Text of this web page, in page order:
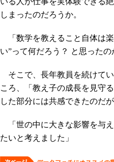
しまったのだろうか。
「数学を教えること自体は
い”って何だろう？ と思ったの
そこで、長年教員を続けて
ころ、「教え子の成長を見守
した部分には共感できたのだ
「世の中に大きな影響を与
たいと考えました」